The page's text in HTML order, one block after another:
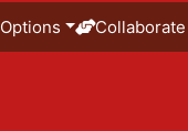
Options Collaborate